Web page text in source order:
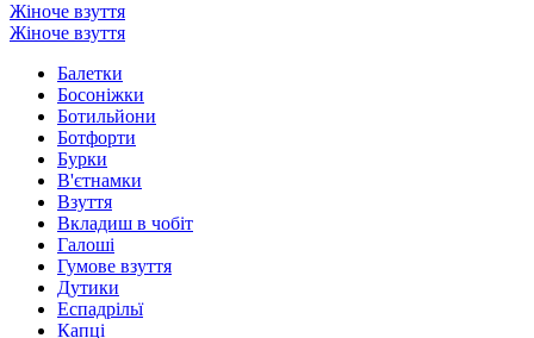
Жіноче взуття
Жіноче взуття
Балетки
Босоніжки
Ботильйони
Ботфорти
Бурки
В'єтнамки
Взуття
Вкладиш в чобіт
Галоші
Гумове взуття
Дутики
Еспадрільї
Капці